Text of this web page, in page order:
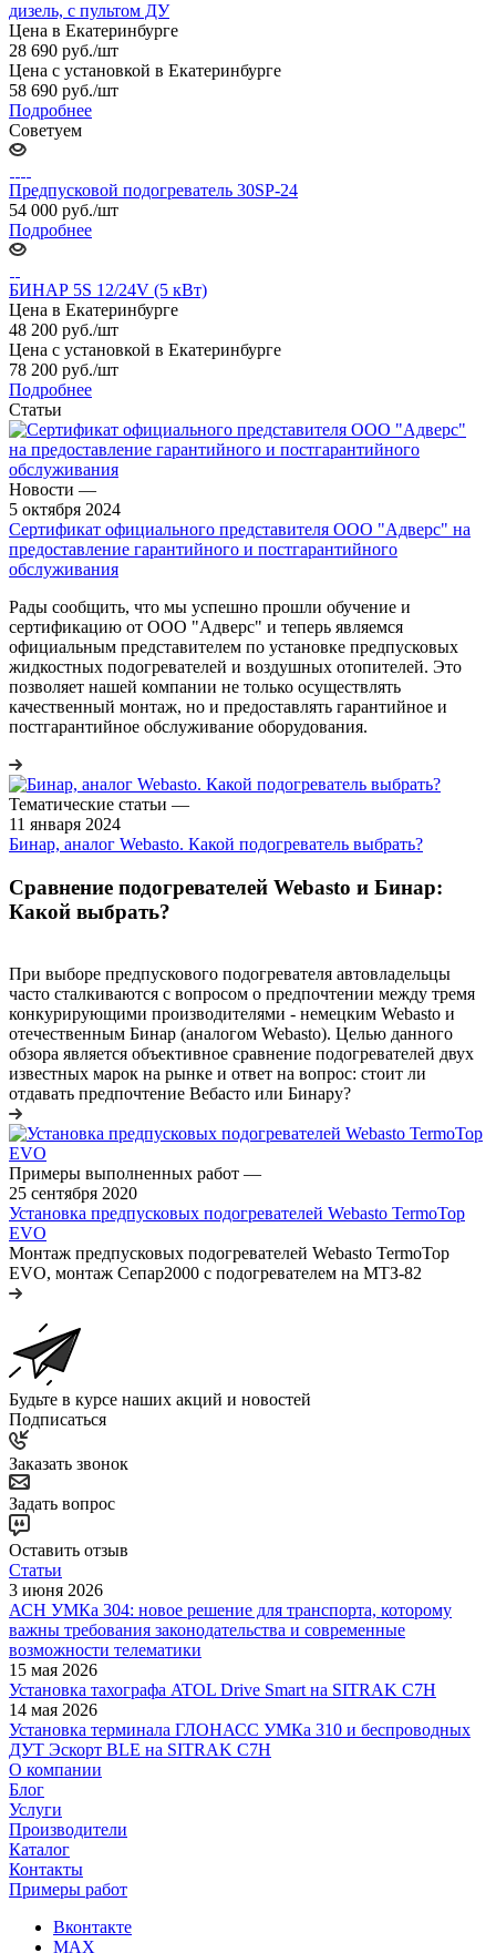
дизель, с пультом ДУ
Цена в Екатеринбурге
28 690 руб./шт
Цена с установкой в Екатеринбурге
58 690 руб./шт
Подробнее
Советуем
Предпусковой подогреватель 30SP-24
54 000 руб./шт
Подробнее
БИНАР 5S 12/24V (5 кВт)
Цена в Екатеринбурге
48 200 руб./шт
Цена с установкой в Екатеринбурге
78 200 руб./шт
Подробнее
Статьи
Новости —
5 октября 2024
Сертификат официального представителя ООО "Адверс" на
предоставление гарантийного и постгарантийного
обслуживания
Рады сообщить, что мы успешно прошли обучение и
сертификацию от ООО "Адверс" и теперь являемся
официальным представителем по установке предпусковых
жидкостных подогревателей и воздушных отопителей. Это
позволяет нашей компании не только осуществлять
качественный монтаж, но и предоставлять гарантийное и
постгарантийное обслуживание оборудования.
Тематические статьи —
11 января 2024
Бинар, аналог Webasto. Какой подогреватель выбрать?
Сравнение подогревателей Webasto и Бинар:
Какой выбрать?
При выборе предпускового подогревателя автовладельцы
часто сталкиваются с вопросом о предпочтении между тремя
конкурирующими производителями - немецким Webasto и
отечественным Бинар (аналогом Webasto). Целью данного
обзора является объективное сравнение подогревателей двух
известных марок на рынке и ответ на вопрос: стоит ли
отдавать предпочтение Вебасто или Бинару?
Примеры выполненных работ —
25 сентября 2020
Установка предпусковых подогревателей Webasto TermoTop
EVO
Монтаж предпусковых подогревателей Webasto TermoTop
EVO, монтаж Сепар2000 с подогревателем на МТЗ-82
Будьте в курсе наших акций и новостей
Подписаться
Заказать звонок
Задать вопрос
Оставить отзыв
Статьи
3 июня 2026
АСН УМКа 304: новое решение для транспорта, которому
важны требования законодательства и современные
возможности телематики
15 мая 2026
Установка тахографа ATOL Drive Smart на SITRAK C7H
14 мая 2026
Установка терминала ГЛОНАСС УМКа 310 и беспроводных
ДУТ Эскорт BLE на SITRAK C7H
О компании
Блог
Услуги
Производители
Каталог
Контакты
Примеры работ
Вконтакте
MAX